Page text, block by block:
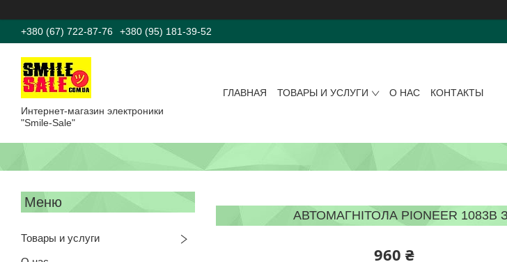
+380 (67) 722-87-76 +380 (95) 181-39-52
Интернет-магазин электроники
"Smile-Sale"
ГЛАВНАЯ ТОВАРЫ И УСЛУГИ О НАС КОНТАКТЫ
Товары и услуги
АВТОМАГНІТОЛА PIONEER 1083B
960 ₴